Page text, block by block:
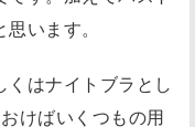
います。
はナイトブラとし
けばいくつもの用